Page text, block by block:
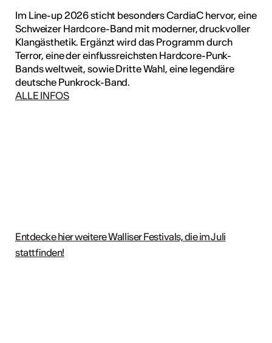
Im Line-up 2026 sticht besonders CardiaC hervor, eine
Schweizer Hardcore-Band mit moderner, druckvoller
Klangästhetik. Ergänzt wird das Programm durch
Terror, eine der einflussreichsten Hardcore-Punk-
Bands weltweit, sowie Dritte Wahl, eine legendäre
deutsche Punkrock-Band.
ALLE INFOS
Entdecke hier weitere Walliser Festivals, die im Juli
stattfinden!